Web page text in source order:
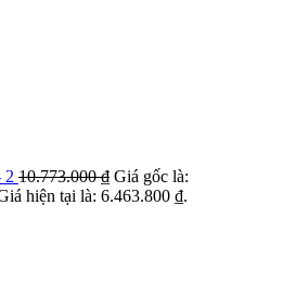
2 10.773.000₫ Giá gốc là:
hiện tại là: 6.463.800 ₫.